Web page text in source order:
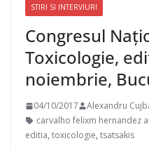
STIRI SI INTERVIURI
Congresul
Toxicologie,
noiembrie,
04/10/2017 Alexandru
carvalho felixm hernandez
editia, toxicologie, tsatsakis